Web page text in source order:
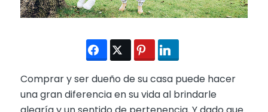
Comprar y ser dueño de su casa puede hacer
una gran diferencia en su vida al brindarle